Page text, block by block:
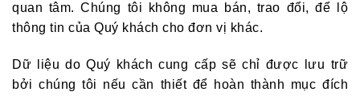
quan tâm. Chúng tôi không mua bán, trao đổi, để lộ
thông tin của Quý khách cho đơn vị khác.
Dữ liệu do Quý khách cung cấp sẽ chỉ được lưu trữ
bởi chúng tôi nếu cần thiết để hoàn thành mục đích